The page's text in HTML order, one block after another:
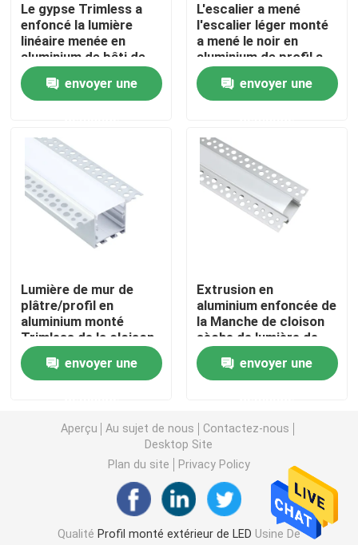
Nouvelles
Profil monté extérieur de LED
Profil de la plaque de plâtre LED
Lumières de bande futées de LED
Profil circulaire de LED
Profil suspendu de LED
lumières linéaires menées
Bandes de l'ÉPI LED
Bandes de SMD LED
Le gypse Trimless a
enfoncé la lumière
linéaire menée en
aluminium de bâti de
plafond de la Manche
envoyer une
L'escalier a mené
l'escalier léger monté
a mené le noir en
aluminium de profil a
anodisé
envoyer une
Lumière de mur de
plâtre/profil en
aluminium monté
Trimless de la cloison
sèche LED de lumière
de bandeenvoyer une
Extrusion en
aluminium enfoncée de
la Manche de cloison
sèche de lumière de
bande de LED pour le
gypse de plâtre
envoyer une
Aperçu Au sujet de nous
Contactez-nous
Desktop Site
Plan du site
Privacy Policy
Qualité Profil monté extérieur de LED Usine De